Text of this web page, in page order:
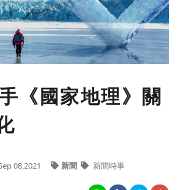
《國家地理》關
08,2021 新聞 新聞時事